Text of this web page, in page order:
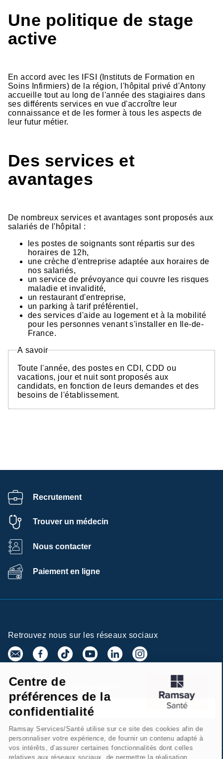
Une politique de stage
active
En accord avec les IFSI (Instituts de Formation en
Soins Infirmiers) de la région, l'hôpital privé d'Antony
accueille tout au long de l'année des stagiaires dans
ses différents services en vue d'accroître leur
connaissance et de les former à tous les aspects de
leur futur métier.
Des services et
avantages
De nombreux services et avantages sont proposés aux
salariés de l'hôpital :
les postes de soignants sont répartis sur des
horaires de 12h,
une crèche d'entreprise adaptée aux horaires de
nos salariés,
un service de prévoyance qui couvre les risques
maladie et invalidité,
un restaurant d'entreprise,
un parking à tarif préférentiel,
des services d'aide au logement et à la mobilité
pour les personnes venant s'installer en Ile-de-
France.
A savoir
Toute l'année, des postes en CDI, CDD ou
vacations, jour et nuit sont proposés aux
candidats, en fonction de leurs demandes et des
besoins de l'établissement.
Recrutement
Trouver un médecin
Nous contacter
Paiement en ligne
Retrouvez nous sur les réseaux sociaux
Inscrivez-vous à la newsletter
Centre de
préférences de la
confidentialité
Ramsay Services/Santé utilise sur ce site des cookies afin de
personnaliser votre expérience, de fournir un contenu adapté à
vos intérêts, d’assurer certaines fonctionnalités dont celles
relatives aux réseaux sociaux, de permettre la réalisation